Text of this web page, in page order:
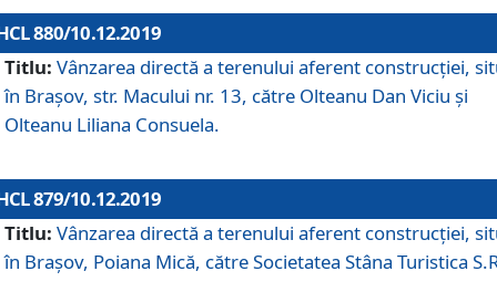
880/10.12.2019
Titlu: Vânzarea directă a terenului aferent construcției,
în Brașov, str. Macului nr. 13, către Olteanu Dan Viciu și
Olteanu Liliana Consuela.
879/10.12.2019
Titlu: Vânzarea directă a terenului aferent construcției,
în Brașov, Poiana Mică, către Societatea Stâna Turistica